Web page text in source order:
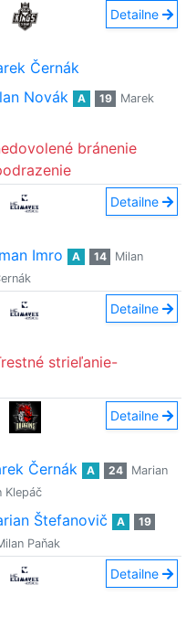
Detailne
Černák
Novák A 19
Marek
bránenie
Detailne
Imro A 14
Milan
Detailne
strieľanie-
Detailne
Černák A 24
Marian
Klepáč
Štefanovič A
19
Paňak
Detailne